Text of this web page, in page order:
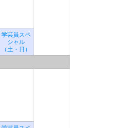
学芸員スペ
シャル
（土・日）